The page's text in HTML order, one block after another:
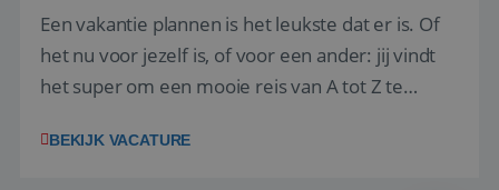
Een vakantie plannen is het leukste dat er is. Of
het nu voor jezelf is, of voor een ander: jij vindt
het super om een mooie reis van A tot Z te
vakantiegangers de meest prachtige plekjes op
BEKIJK VACATURE